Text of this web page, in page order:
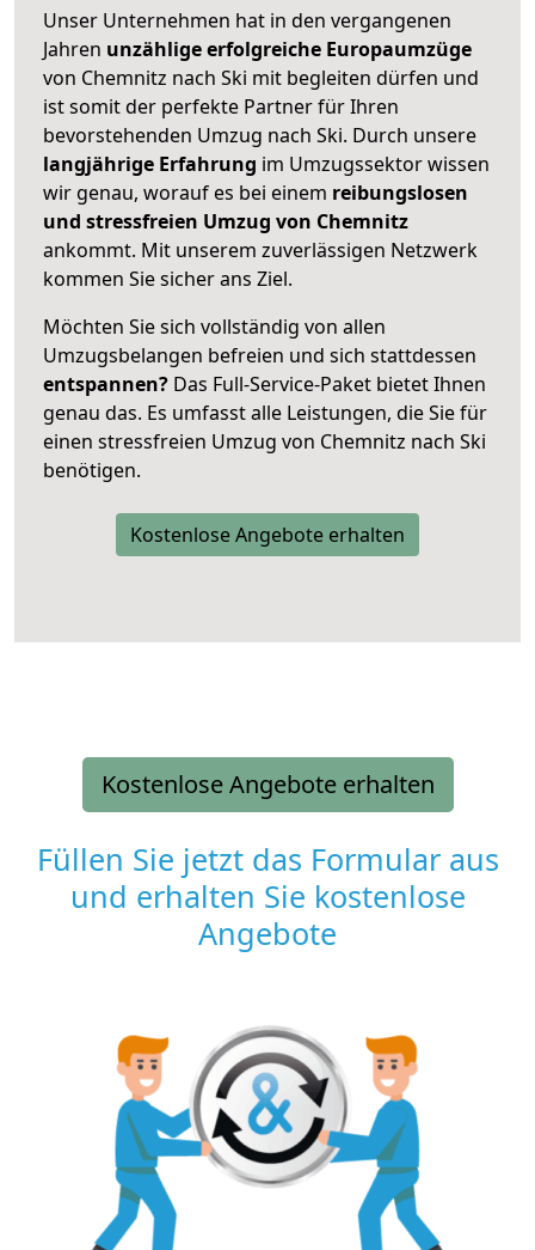
Unser Unternehmen hat in den vergangenen
Jahren unzählige erfolgreiche Europaumzüge
von Chemnitz nach Ski mit begleiten dürfen und
ist somit der perfekte Partner für Ihren
bevorstehenden Umzug nach Ski. Durch unsere
langjährige Erfahrung im Umzugssektor wissen
wir genau, worauf es bei einem reibungslosen
und stressfreien Umzug von Chemnitz
ankommt. Mit unserem zuverlässigen Netzwerk
kommen Sie sicher ans Ziel.
Möchten Sie sich vollständig von allen
Umzugsbelangen befreien und sich stattdessen
entspannen? Das Full-Service-Paket bietet Ihnen
genau das. Es umfasst alle Leistungen, die Sie für
einen stressfreien Umzug von Chemnitz nach Ski
benötigen.
Kostenlose Angebote erhalten
Kostenlose Angebote erhalten
Füllen Sie jetzt das Formular aus
und erhalten Sie kostenlose
Angebote